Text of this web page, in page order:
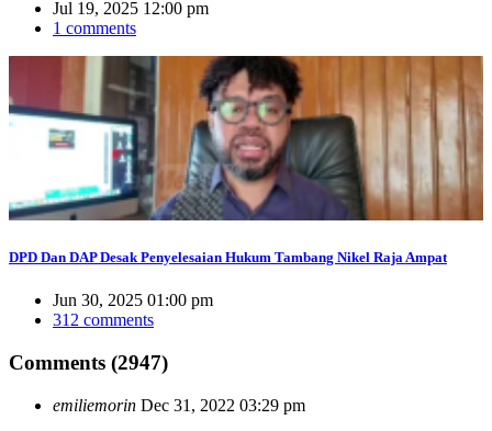
Jul 19, 2025 12:00 pm
1 comments
DPD Dan DAP Desak Penyelesaian Hukum Tambang Nikel Raja Ampat
Jun 30, 2025 01:00 pm
312 comments
Comments (2947)
emiliemorin Dec 31, 2022 03:29 pm